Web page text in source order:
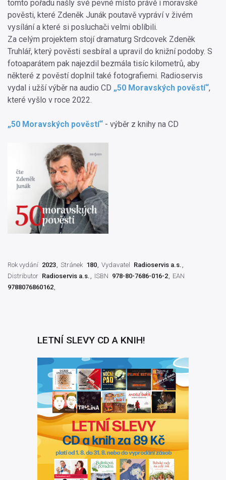
tomto pořadu našly své pevné místo právě i moravské
pověsti, které Zdeněk Junák poutavě vypráví v živém
vysílání a které si posluchači velmi oblíbili.
Za celým projektem stojí dramaturg Srdcovek Zdeněk
Truhlář, který pověsti sesbíral a upravil do knižní podoby. S
fotoaparátem pak najezdil bezmála tisíc kilometrů, aby
některé z pověstí doplnil také fotografiemi. Radioservis
vydal i užší výběr na audio CD „50 Moravských pověstí“,
které vyšlo v roce 2022.
„50 Moravských pověstí“ - výběr z knihy na CD
Rok vydání 2023 Stránek 180 Vydavatel Radioservis a.s.
Distributor Radioservis a.s. ISBN 978-80-7686-016-2
EAN
9788076860162
LETNÍ SLEVY CD A KNIH!